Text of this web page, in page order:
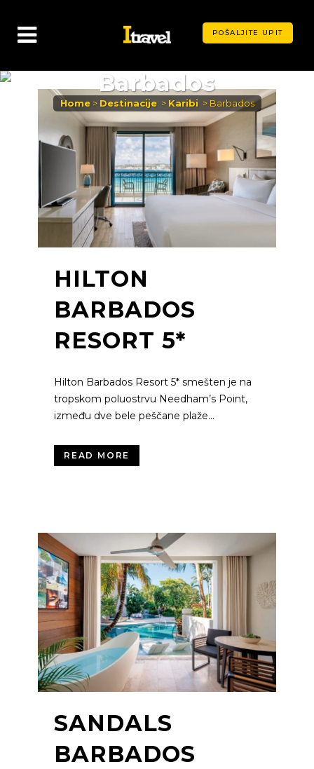
POŠALJITE UPIT
Barbados
Home> Destinacije > Karibi > Barbados
HILTON
BARBADOS
RESORT 5*
Hilton Barbados Resort 5* smešten je na
tropskom poluostrvu Needham’s Point,
između dve bele peščane plaže...
READ MORE
SANDALS
BARBADOS